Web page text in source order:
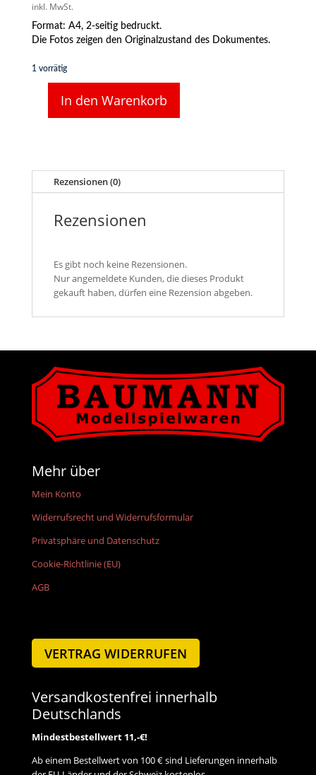
inkl. MwSt.
Format: A4, 2-seitig bedruckt.
Die Fotos zeigen den Originalzustand des Dokumentes.
1 vorrätig
Merkblatt
Magdeburg,
15.
1926
In den Warenkorb
Rezensionen (0)
Rezensionen
Es gibt noch keine Rezensionen.
Nur angemeldete Kunden, die dieses Produkt
gekauft haben, dürfen eine Rezension abgeben.
Mehr über
Mein Konto
Widerrufsrecht und Widerrufsformular
Privatsphäre und Datenschutz
Cookie-Richtlinie (EU)
AGB
VERTRAG WIDERRUFEN
Versandkostenfrei innerhalb
Deutschlands
Mindestbestellwert 11,-€!
Ab einem Bestellwert von 100 € sind Lieferungen innerhalb